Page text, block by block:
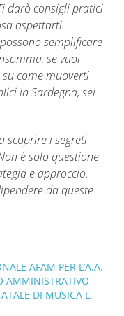
darò consigli pratici
aspettarti.
semplificare
se vuoi
su come muoverti
in Sardegna, sei
scoprire i segreti
è solo questione
e approccio.
da queste
AFAM PER L’A.A.
AMMINISTRATIVO -
DI MUSICA L.